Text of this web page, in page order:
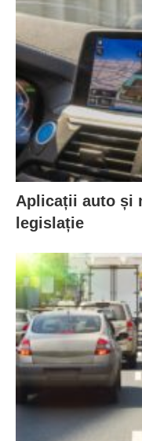
Aplicații auto și
legislație